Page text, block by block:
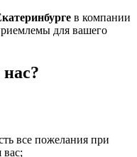
в компании
для вашего
все пожелания при
вас;